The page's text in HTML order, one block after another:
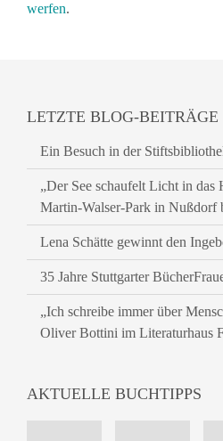
werfen.
LETZTE BLOG-BEITRÄGE
Ein Besuch in der
„Der See schaufelt Licht in das
Martin-Walser-Park in Nußdorf
Lena Schätte gewinnt den
35 Jahre Stuttgarter
„Ich schreibe immer über
Oliver Bottini im Literaturhaus
AKTUELLE BUCHTIPPS